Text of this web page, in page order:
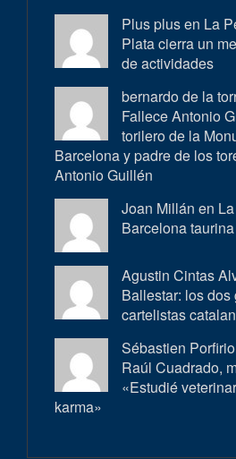
Plus plus en La
Plata cierra un
de actividades
bernardo de la
Fallece Antonio
torilero de la
Barcelona y padre de los
Antonio Guillén
Joan Millán en
Barcelona taurina
Agustin Cintas
Ballestar: los dos
cartelistas
Sébastien
Raúl Cuadrado,
«Estudié
karma»